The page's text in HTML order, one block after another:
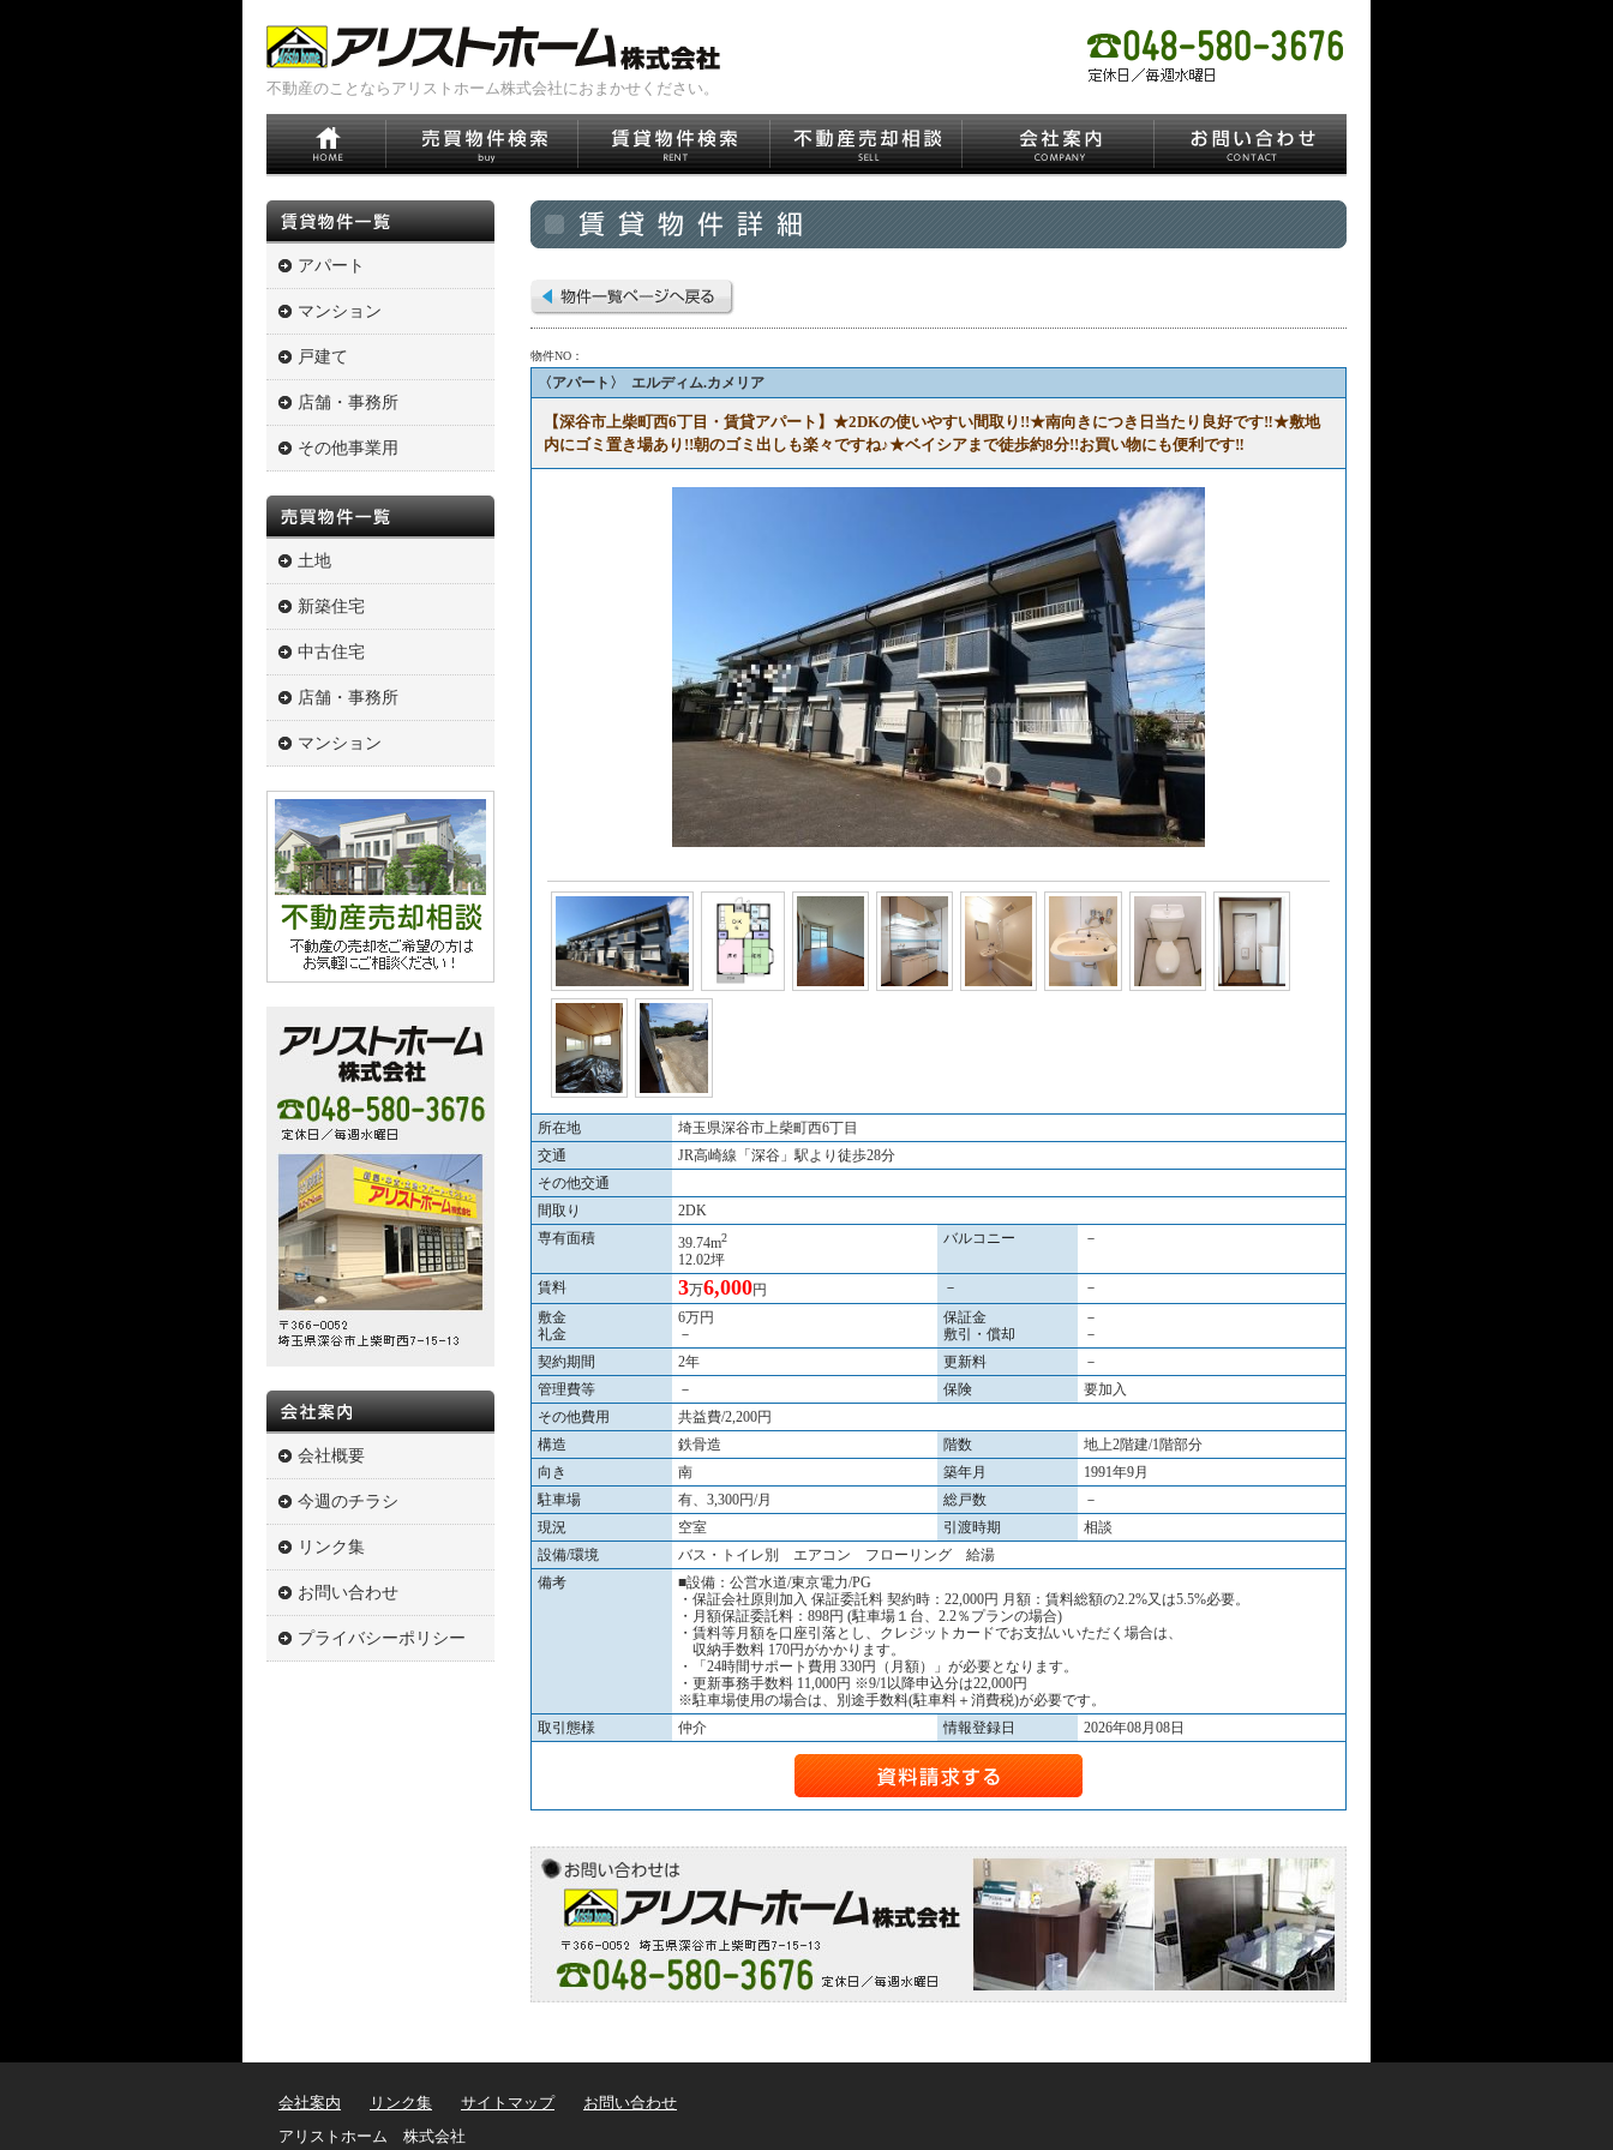
不動産のことならアリストホーム株式会社におまかせください。
アパート
マンション
戸建て
店舗・事務所
その他事業用
土地
新築住宅
中古住宅
店舗・事務所
マンション
会社概要
今週のチラシ
リンク集
お問い合わせ
プライバシーポリシー
物件NO：
〈アパート〉 エルディム.カメリア
【深谷市上柴町西6丁目・賃貸アパート】★2DKの使いやすい間取り!!★南向きにつき日当たり良好です‼★敷地
内にゴミ置き場あり!!朝のゴミ出しも楽々ですね♪★ベイシアまで徒歩約8分!!お買い物にも便利です‼
所在地
埼玉県深谷市上柴町西6丁目
交通
JR高崎線「深谷」駅より徒歩28分
その他交通
間取り
2DK
専有面積
39.74m2
12.02坪
バルコニー －
賃料 3万6,000円 －
－
敷金
礼金
6万円
－
保証金
敷引・償却
－
－
契約期間
2年 更新料
－
管理費等
－ 保険
要加入
その他費用
共益費/2,200円
構造
鉄骨造 階数
地上2階建/1階部分
向き
南 築年月
1991年9月
駐車場
有、3,300円/月 総戸数
－
現況
空室 引渡時期
相談
設備/環境
バス・トイレ別 エアコン フローリング 給湯
備考
■設備：公営水道/東京電力/PG
・保証会社原則加入 保証委託料 契約時：22,000円 月額：賃料総額の2.2%又は5.5%必要。
・月額保証委託料：898円 (駐車場１台、2.2％プランの場合)
・賃料等月額を口座引落とし、クレジットカードでお支払いいただく場合は、
収納手数料 170円がかかります。
・「24時間サポート費用 330円（月額）」が必要となります。
・更新事務手数料 11,000円 ※9/1以降申込分は22,000円
※駐車場使用の場合は、別途手数料(駐車料＋消費税)が必要です。
取引態様
仲介 情報登録日 2026年08月08日
会社案内 リンク集 サイトマップ
お問い合わせ
アリストホーム 株式会社